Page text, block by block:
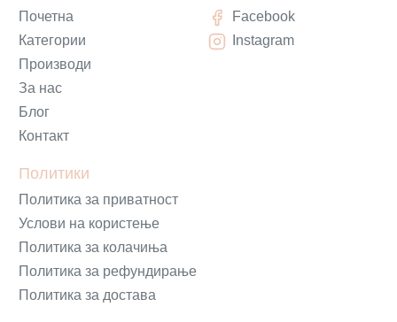
Почетна
Категории
Производи
За нас
Блог
Контакт
Политики
Политика за приватност
Услови на користење
Политика за колачиња
Политика за рефундирање
Политика за достава
Facebook
Instagram